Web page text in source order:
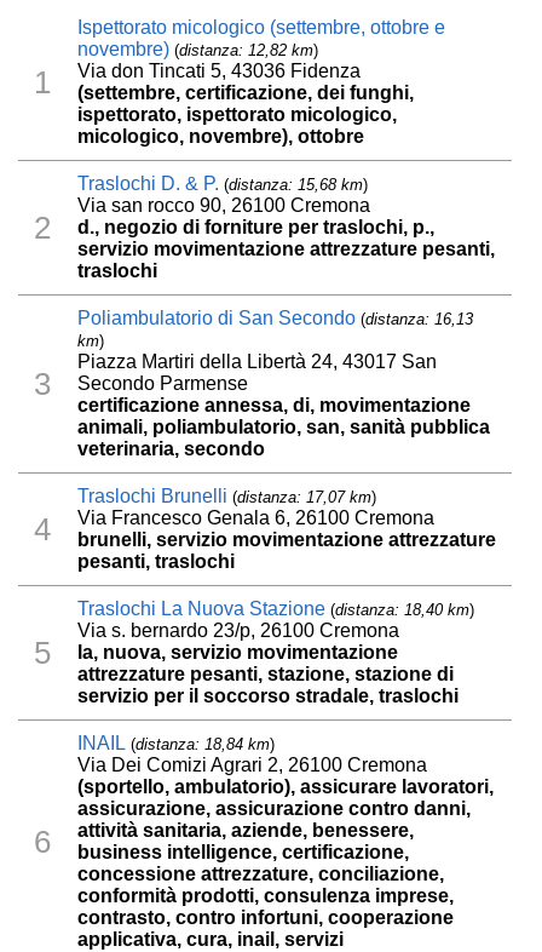
1
Ispettorato micologico (settembre, ottobre e
novembre) (distanza: 12,82 km)
Via don Tincati 5, 43036 Fidenza
(settembre, certificazione, dei funghi,
ispettorato, ispettorato micologico,
micologico, novembre), ottobre
2
Traslochi D. & P. (distanza: 15,68 km)
Via san rocco 90, 26100 Cremona
d., negozio di forniture per traslochi, p.,
servizio movimentazione attrezzature pesanti,
traslochi
3
Poliambulatorio di San Secondo (distanza: 16,13
km)
Piazza Martiri della Libertà 24, 43017 San
Secondo Parmense
certificazione annessa, di, movimentazione
animali, poliambulatorio, san, sanità pubblica
veterinaria, secondo
4
Traslochi Brunelli (distanza: 17,07 km)
Via Francesco Genala 6, 26100 Cremona
brunelli, servizio movimentazione attrezzature
pesanti, traslochi
5
Traslochi La Nuova Stazione (distanza: 18,40 km)
Via s. bernardo 23/p, 26100 Cremona
la, nuova, servizio movimentazione
attrezzature pesanti, stazione, stazione di
servizio per il soccorso stradale, traslochi
6
INAIL (distanza: 18,84 km)
Via Dei Comizi Agrari 2, 26100 Cremona
(sportello, ambulatorio), assicurare lavoratori,
assicurazione, assicurazione contro danni,
attività sanitaria, aziende, benessere,
business intelligence, certificazione,
concessione attrezzature, conciliazione,
conformità prodotti, consulenza imprese,
contrasto, contro infortuni, cooperazione
applicativa, cura, inail, servizi